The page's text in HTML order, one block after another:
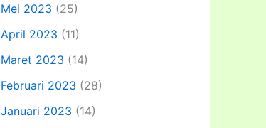
Mei 2023 (25)
April 2023 (11)
Maret 2023 (14)
Februari 2023 (28)
Januari 2023 (14)